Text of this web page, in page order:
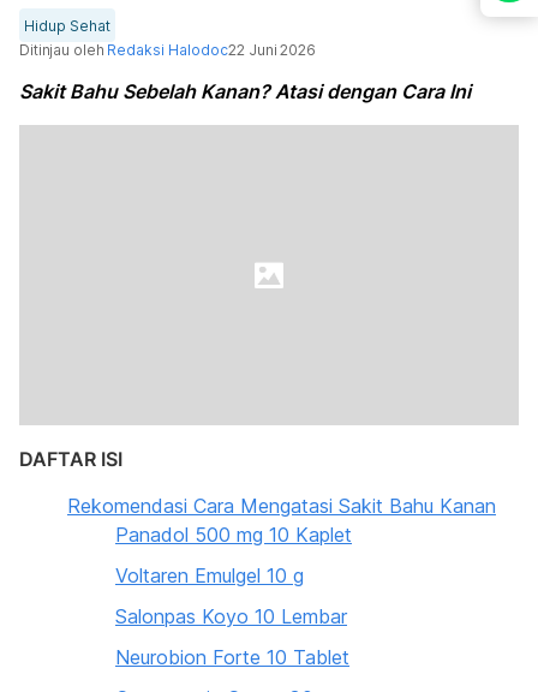
Hidup Sehat
Ditinjau oleh Redaksi Halodoc22 Juni 2026
Sakit Bahu Sebelah Kanan? Atasi dengan Cara Ini
DAFTAR ISI
Rekomendasi Cara Mengatasi Sakit Bahu Kanan
Panadol 500 mg 10 Kaplet
Voltaren Emulgel 10 g
Salonpas Koyo 10 Lembar
Neurobion Forte 10 Tablet